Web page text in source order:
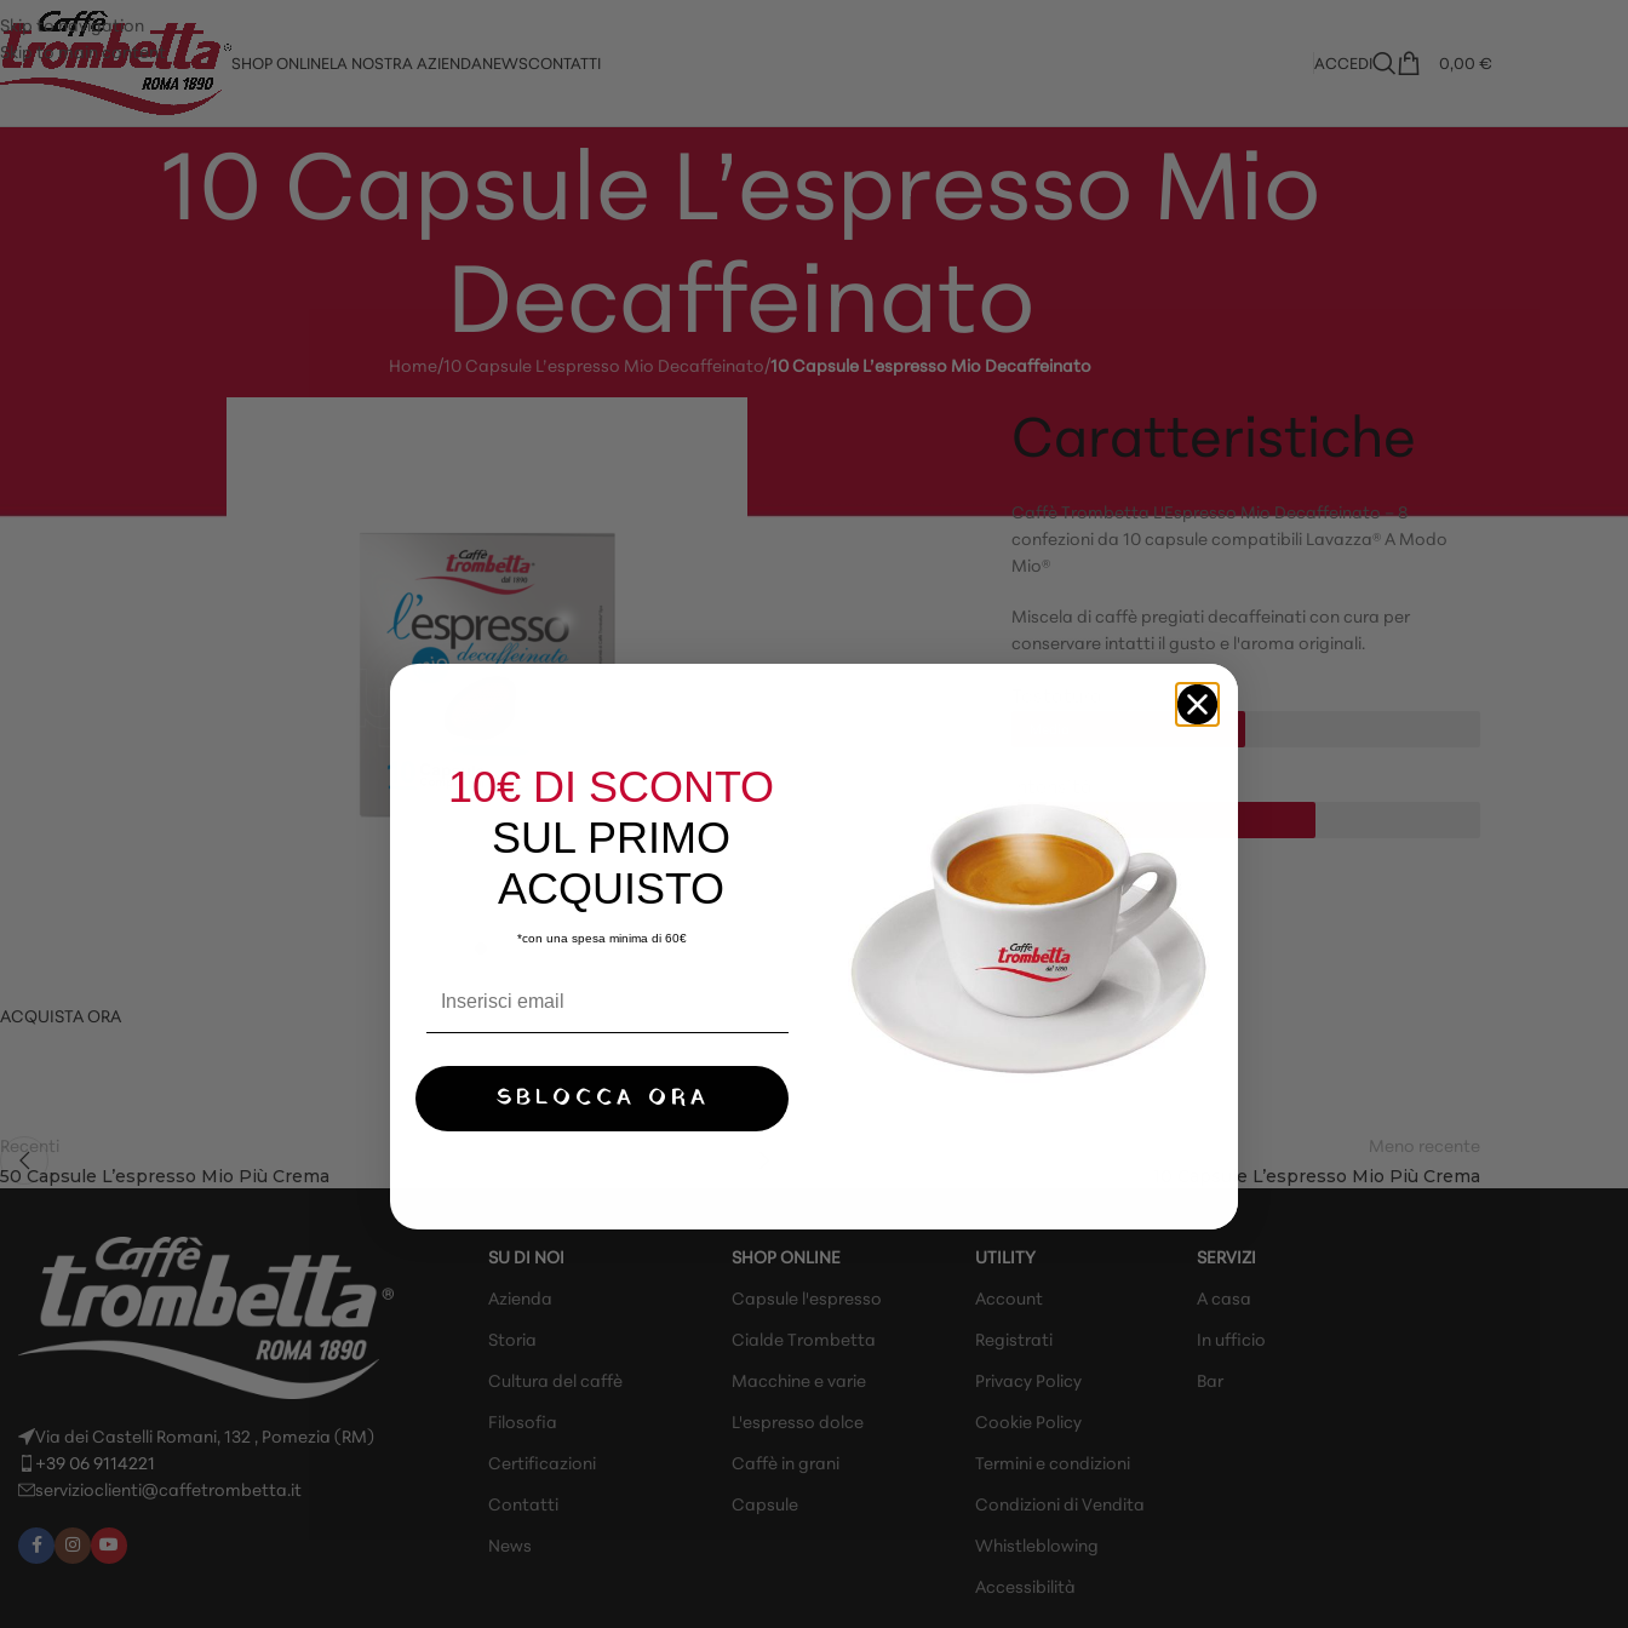
Skip to navigation
Skip to main content
SHOP ONLINELA NOSTRA AZIENDANEWSCONTATTI ACCEDI 0,00 €
10 Capsule L’espresso Mio
Decaffeinato
Home/10 Capsule L’espresso Mio Decaffeinato/10 Capsule L’espresso Mio Decaffeinato
ACQUISTA ORA
Caratteristiche
Caffè Trombetta L'Espresso Mio Decaffeinato – 8
confezioni da 10 capsule compatibili Lavazza® A Modo
Mio®
Miscela di caffè pregiati decaffeinati con cura per
conservare intatti il gusto e l'aroma originali.
Recenti
50 Capsule L’espresso Mio Più Crema
Meno recente
10 Capsule L’espresso Mio Più Crema
Via dei Castelli Romani, 132 , Pomezia (RM)
+39 06 9114221
servizioclienti@caffetrombetta.it
SU DI NOI
Azienda
Storia
Cultura del caffè
Filosofia
Certificazioni
Contatti
News
SHOP ONLINE
Capsule l'espresso
Cialde Trombetta
Macchine e varie
L'espresso dolce
Caffè in grani
Capsule
UTILITY
Account
Registrati
Privacy Policy
Cookie Policy
Termini e condizioni
Condizioni di Vendita
Whistleblowing
Accessibilità
SERVIZI
A casa
In ufficio
Bar
10€ DI SCONTO
SUL PRIMO
ACQUISTO
*con una spesa minima di 60€
SBLOCCA ORA